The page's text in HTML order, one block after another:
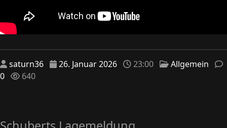
saturn36 26. Januar 2026 23:00
Allgemein
0
640